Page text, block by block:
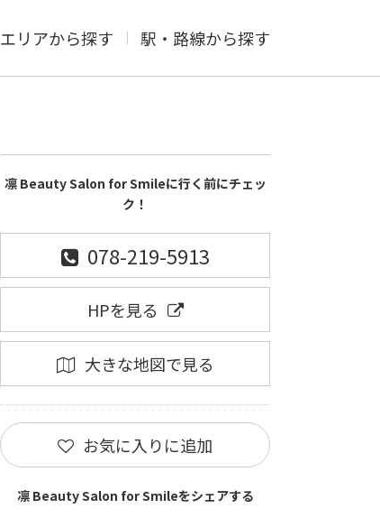
エリアから探す 駅・路線から探す
凛 Beauty Salon for Smileに行く前にチェッ
ク！
078-219-5913
HPを見る
大きな地図で見る
お気に入りに追加
凛 Beauty Salon for Smileをシェアする